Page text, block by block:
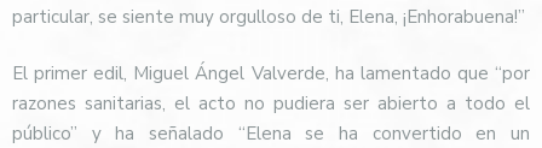
particular, se siente muy orgulloso de ti, Elena, ¡Enhorabuena!”
El primer edil, Miguel Ángel Valverde, ha lamentado que “por
razones sanitarias, el acto no pudiera ser abierto a todo el
público” y ha señalado “Elena se ha convertido en un